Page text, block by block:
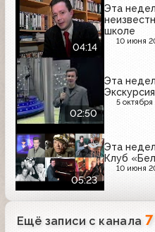
04:14
Эта
школе
10 июня
02:50
Эта
5 октября
05:23
Эта
Клуб
10 июня
Ещё записи с канала